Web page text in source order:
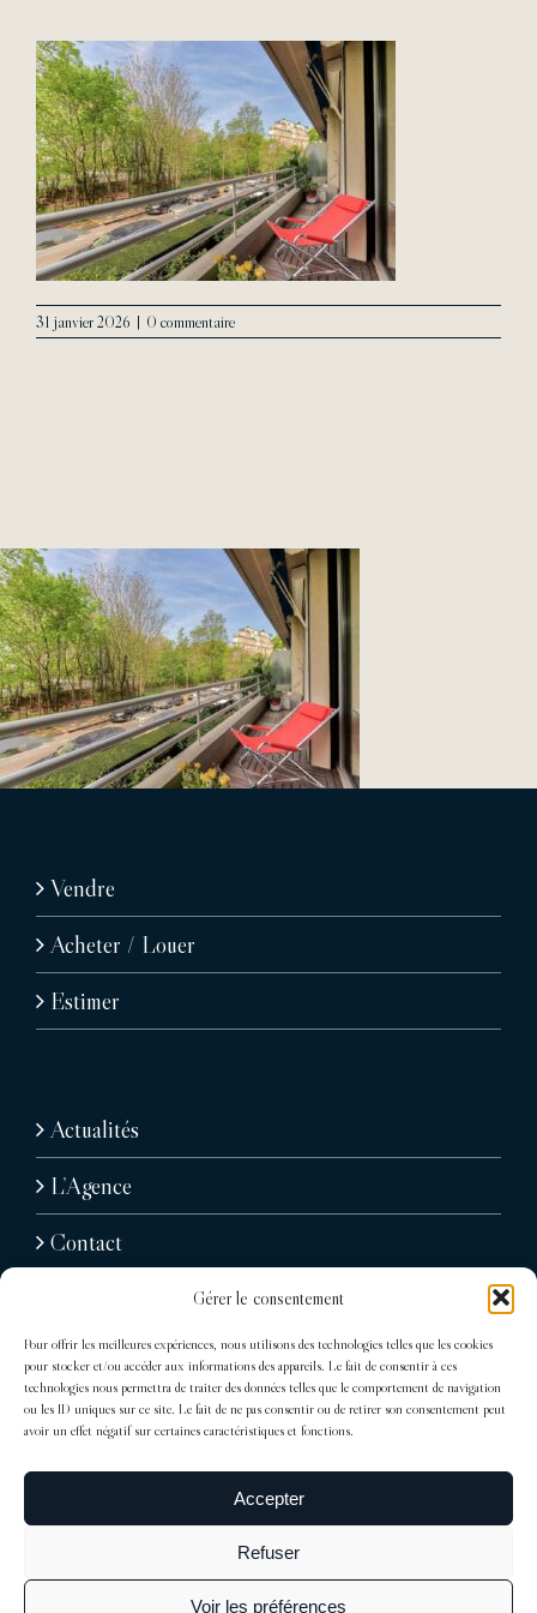
Gérer le consentement
Pour offrir les meilleures expériences, nous utilisons des technologies telles que les cookies
pour stocker et/ou accéder aux informations des appareils. Le fait de consentir à ces
technologies nous permettra de traiter des données telles que le comportement de navigation
ou les ID uniques sur ce site. Le fait de ne pas consentir ou de retirer son consentement peut
avoir un effet négatif sur certaines caractéristiques et fonctions.
Accepter
Refuser
Voir les préférences
Contact
31 janvier 2026 | 0 commentaire
Vendre
Acheter / Louer
Estimer
Actualités
L’Agence
Contact
31, avenue Raymond Poincaré
75116 Paris
Tél : + 33 (0)1 76 71 07 40
trocadero@sdelagrandiere.fr